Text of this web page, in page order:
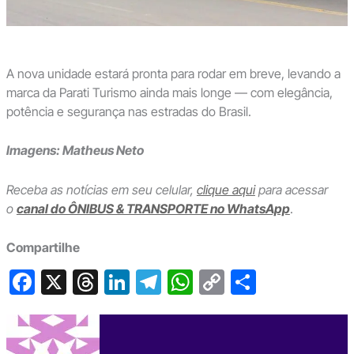
A nova unidade estará pronta para rodar em breve, levando a
marca da Parati Turismo ainda mais longe — com elegância,
potência e segurança nas estradas do Brasil.
Imagens: Matheus Neto
Receba as notícias em seu celular, clique aquipara acessar
o canal do ÔNIBUS & TRANSPORTE no WhatsApp.
Compartilhe
F
a
c
X T
hr
e
Li
n
T
el
W
h
C
o
S
h